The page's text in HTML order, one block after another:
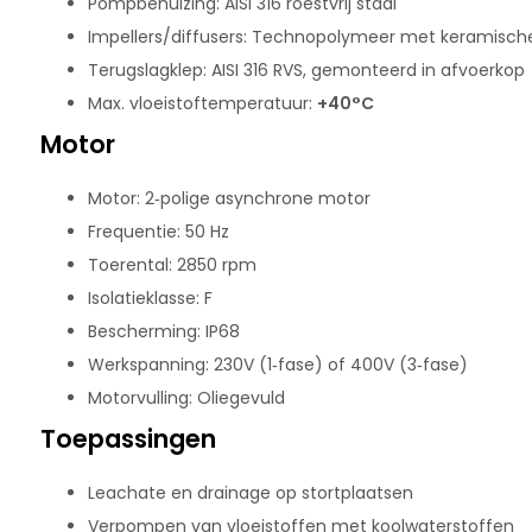
Impellers/diffusers: Technopolymeer met
Terugslagklep: AISI 316 RVS, gemonteerd in afvoerkop
Max. vloeistoftemperatuur: +40°C
Motor
Motor: 2‑polige asynchrone motor
Frequentie: 50 Hz
Toerental: 2850 rpm
Isolatieklasse: F
Bescherming: IP68
Werkspanning: 230V (1‑fase) of 400V (3‑fase)
Motorvulling: Oliegevuld
Toepassingen
Leachate en drainage op stortplaatsen
Verpompen van vloeistoffen met koolwaterstoffen